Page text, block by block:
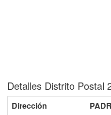
Detalles Distrito Postal
Dirección